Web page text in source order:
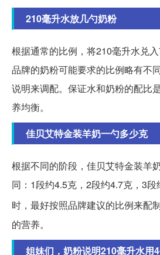
210毫升水放几勺奶粉
根据通常的比例，将210毫升水兑
品牌的奶粉可能要求的比例略有不
说明来调配。保证水和奶粉的配比
养均衡。
佳贝艾特金装羊奶一勺多少克
根据不同的阶段，佳贝艾特金装羊
同：1段约4.5克，2段约4.7克，3
时，最好按照品牌建议的比例来配
的营养。
姐妹们，奶粉说明210毫升水用